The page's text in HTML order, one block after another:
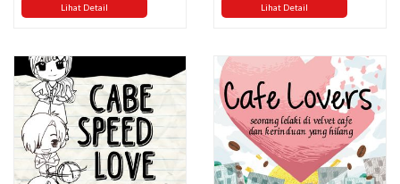
Lihat Detail Lihat Detail